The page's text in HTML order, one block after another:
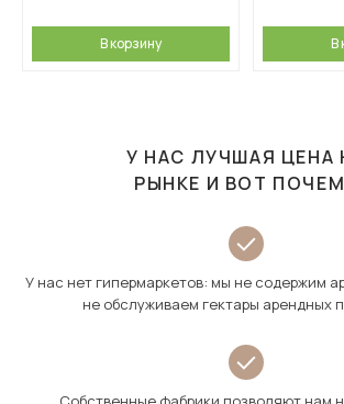
В корзину В
У НАС ЛУЧШАЯ ЦЕНА
РЫНКЕ И ВОТ
У нас нет гипермаркетов: мы не содержим
не обслуживаем гектары арендных